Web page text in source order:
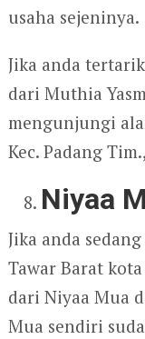
usaha sejeninya.
Jika anda
dari Muthia
mengunjungi
Kec. Padang
Niyaa
Jika anda
Tawar Barat
dari Niyaa Mua
Mua sendiri